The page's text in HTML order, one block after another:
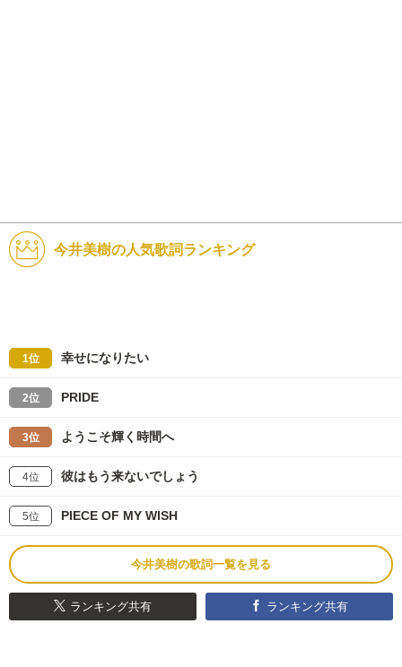
今井美樹の人気歌詞ランキング
1位 幸せになりたい
2位 PRIDE
3位 ようこそ輝く時間へ
4位 彼はもう来ないでしょう
5位 PIECE OF MY WISH
今井美樹の歌詞一覧を見る
ランキング共有 ランキング共有